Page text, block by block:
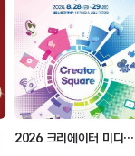
2026 크리에이터 미디어 대전